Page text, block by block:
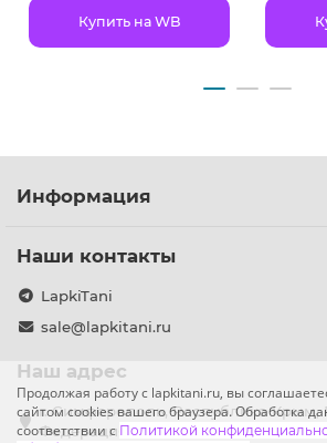
Купить на WB
Продолжая работу с lapkitani.ru, вы
сайтом cookies вашего браузера. Обработка
соответствии с Политикой
Информация
Наши контакты
LapkiTani
sale@lapkitani.ru
Наш адрес
г. Симферополь, Республика Крым,
Федерация